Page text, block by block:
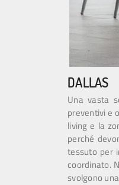
DALLAS
Una vasta
preventivi e
living e la
perché
tessuto per
coordinato.
svolgono